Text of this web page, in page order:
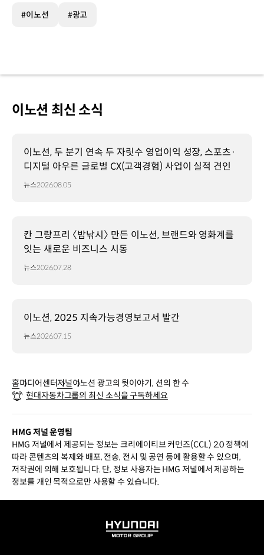
#이노션 #광고
이노션 최신 소식
이노션, 두 분기 연속 두 자릿수 영업이익 성장, 스포츠·
디지털 아우른 글로벌 CX(고객경험) 사업이 실적 견인
뉴스2026.08.05
칸 그랑프리 〈밤낚시〉 만든 이노션, 브랜드와 영화계를
잇는 새로운 비즈니스 시동
뉴스2026.07.28
이노션, 2025 지속가능경영보고서 발간
뉴스2026.07.15
홈미디어센터저널이노션 광고의 뒷이야기, 션의 한 수
현대자동차그룹의 최신 소식을 구독하세요
HMG 저널 운영팀
HMG 저널에서 제공되는 정보는 크리에이티브 커먼즈(CCL) 2.0 정책에
따라 콘텐츠의 복제와 배포, 전송, 전시 및 공연 등에 활용할 수 있으며,
저작권에 의해 보호됩니다. 단, 정보 사용자는 HMG 저널에서 제공하는
정보를 개인 목적으로만 사용할 수 있습니다.
HYUNDAI